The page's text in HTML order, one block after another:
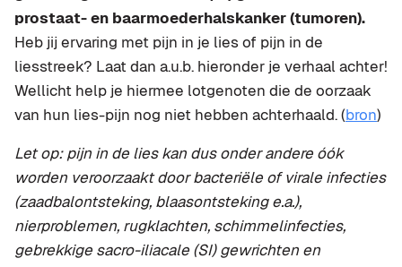
prostaat- en baarmoederhalskanker (tumoren).
Heb jij ervaring met pijn in je lies of pijn in de
liesstreek? Laat dan a.u.b. hieronder je verhaal achter!
Wellicht help je hiermee lotgenoten die de oorzaak
van hun lies-pijn nog niet hebben achterhaald. (bron)
Let op: pijn in de lies kan dus onder andere óók
worden veroorzaakt door bacteriële of virale infecties
(zaadbalontsteking, blaasontsteking e.a.),
nierproblemen, rugklachten, schimmelinfecties,
gebrekkige sacro-iliacale (SI) gewrichten en